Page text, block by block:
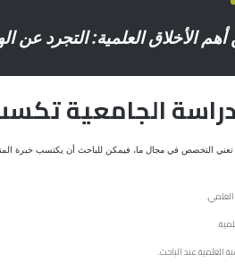
الأخلاق العلمية: التجرد عن
الجامعية
تعني التخصص في مجال ما، فيمكن للباحث أن يكتسب خبرة
العلمية عند الباحث.